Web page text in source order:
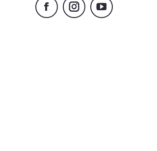
FacebookInstagramYouTube